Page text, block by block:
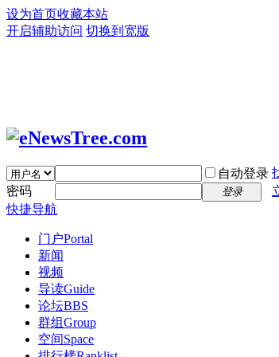
设为首页收藏本站
开启辅助访问 切换到宽版
自动登录
密码
登录
快捷导航
门户Portal
新闻
视频
导读Guide
论坛BBS
群组Group
空间Space